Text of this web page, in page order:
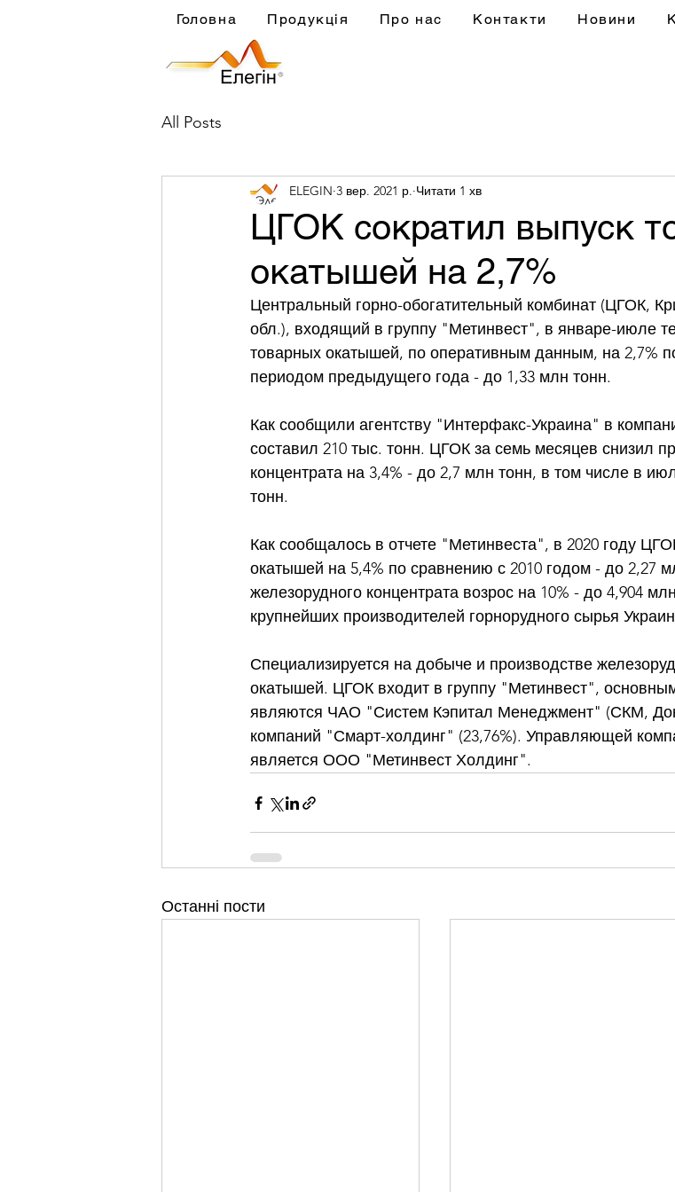
Головна Продукція Про нас Контакти Новини
All Posts
ЦГОК сократил выпуск
окатышей на 2,7%
ELEGIN 3 вер. 2021 р. Читати 1 хв
Центральный горно-обогатительный комбинат (ЦГОК,
обл.), входящий в группу "Метинвест", в январе-июле
товарных окатышей, по оперативным данным, на 2,7%
периодом предыдущего года - до 1,33 млн тонн.
Как сообщили агентству "Интерфакс-Украина" в
составил 210 тыс. тонн. ЦГОК за семь месяцев снизил
концентрата на 3,4% - до 2,7 млн тонн, в том числе в
тонн.
Как сообщалось в отчете "Метинвеста", в 2020 году
окатышей на 5,4% по сравнению с 2010 годом - до 2,27
железорудного концентрата возрос на 10% - до 4,904
крупнейших производителей горнорудного сырья
Специализируется на добыче и производстве
окатышей. ЦГОК входит в группу "Метинвест",
являются ЧАО "Систем Кэпитал Менеджмент" (СКМ,
компаний "Смарт-холдинг" (23,76%). Управляющей
является ООО "Метинвест Холдинг".
Останні пости